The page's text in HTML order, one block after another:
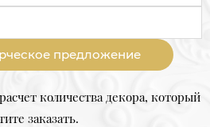
предложение
количества декора, который
заказать.